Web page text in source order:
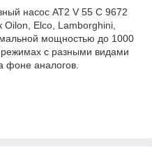
насос AT2 V 55 C 9672
Elco, Lamborghini,
мощностью до 1000
режимах с разными видами
фоне аналогов.